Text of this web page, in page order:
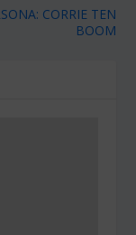
CORRIE TEN
BOOM